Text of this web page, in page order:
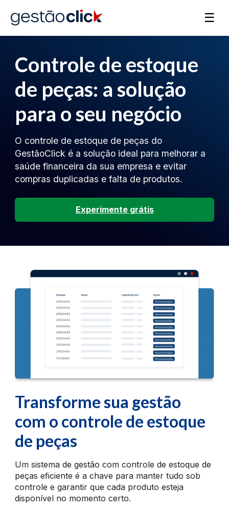
☰
Controle de estoque
de peças: a solução
para o seu negócio
O controle de estoque de peças do
GestãoClick é a solução ideal para melhorar a
saúde financeira da sua empresa e evitar
compras duplicadas e falta de produtos.
Experimente grátis
Transforme sua gestão
com o controle de estoque
de peças
Um sistema de gestão com controle de estoque de
peças eficiente é a chave para manter tudo sob
controle e garantir que cada produto esteja
disponível no momento certo.